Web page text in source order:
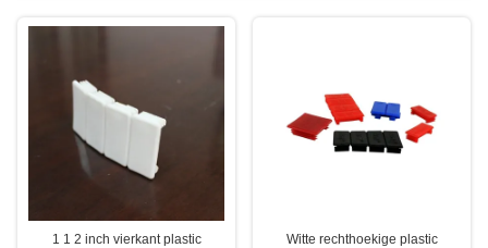
1 1 2 inch vierkant plastic
Witte rechthoekige plastic